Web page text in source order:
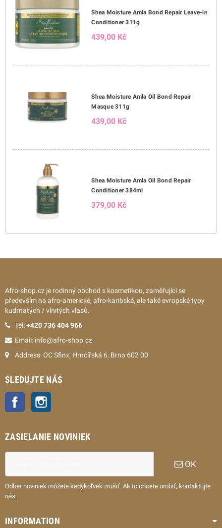
Shea Moisture Amla Bond Repair Leave-in
Conditioner 311g
439,00 Kč
Shea Moisture Amla Oil Bond Repair
Masque 311g
439,00 Kč
Shea Moisture Amla Oil Bond Repair
Conditioner 384ml
379,00 Kč
Afro-shop.cz je rodinný obchod s kosmetikou, zaměřující se
především na afro-americké, afro-karibské, ale také evropské typy
kudrnatých / vlnitých vlasů.
Tel:+420 736 404 966
Email: info@afro-shop.cz
Address: OC Sfinx, Hrnčířská 6, Brno 602 00
SLEDUJTE NÁS
Facebook
ZASIELANIE NOVINIEK
OK
Odber noviniek môžete kedykoľvek zrušiť. Ak to chcete urobiť, kontaktujte
nás.
INFORMATION